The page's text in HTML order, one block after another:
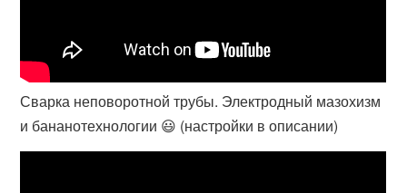
Сварка неповоротной трубы. Электродный мазохизм
и бананотехнологии 😃 (настройки в описании)